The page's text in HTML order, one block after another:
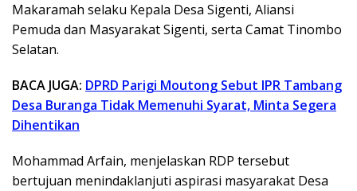
Makaramah selaku Kepala Desa Sigenti, Aliansi
Pemuda dan Masyarakat Sigenti, serta Camat Tinombo
Selatan.
BACA JUGA: DPRD Parigi Moutong Sebut IPR Tambang
Desa Buranga Tidak Memenuhi Syarat, Minta Segera
Dihentikan
Mohammad Arfain, menjelaskan RDP tersebut
bertujuan menindaklanjuti aspirasi masyarakat Desa